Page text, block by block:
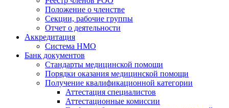
Положение о членстве
Секции, рабочие группы
Отчет о деятельности
Аккредитация
Система НМО
Банк документов
Стандарты медицинской помощи
Порядки оказания медицинской помощи
Получение квалификационной категории
Аттестация специалистов
Аттестационные комиссии